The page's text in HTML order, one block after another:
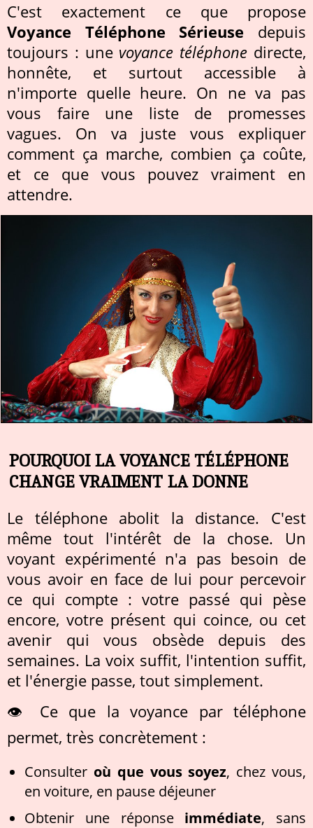
C'est exactement ce que propose
Voyance Téléphone Sérieuse depuis
toujours : une voyance téléphone directe,
honnête, et surtout accessible à
n'importe quelle heure. On ne va pas
vous faire une liste de promesses
vagues. On va juste vous expliquer
comment ça marche, combien ça coûte,
et ce que vous pouvez vraiment en
attendre.
POURQUOI LA VOYANCE TÉLÉPHONE
CHANGE VRAIMENT LA DONNE
Le téléphone abolit la distance. C'est
même tout l'intérêt de la chose. Un
voyant expérimenté n'a pas besoin de
vous avoir en face de lui pour percevoir
ce qui compte : votre passé qui pèse
encore, votre présent qui coince, ou cet
avenir qui vous obsède depuis des
semaines. La voix suffit, l'intention suffit,
et l'énergie passe, tout simplement.
👁️ Ce que la voyance par téléphone
permet, très concrètement :
Consulter où que vous soyez, chez vous,
en voiture, en pause déjeuner
Obtenir une réponse immédiate, sans